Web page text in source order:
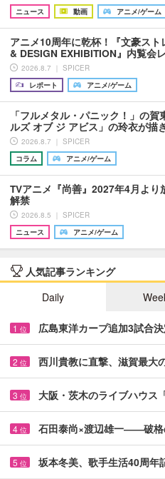
ニュース
動画 アニメ/ゲーム
アニメ10周年に乾杯！『文豪ス
& DESIGN EXHIBITION』内覧会
2026.8.7 ｜ SPICER
レポート
アニメ/ゲーム
「フルメタル・パニック！」の賀
ルズ オブ ジ アビス」の玲衣が描
2026.8.7 ｜ SPICER
コラム
アニメ/ゲーム
TVアニメ『尚善』2027年4月より
解禁
2026.8.5 ｜ SPICER
ニュース
アニメ/ゲーム
人気記事ランキング
Daily
1 位 広島東洋カープ追加3試合
2 位 西川貴教に直撃、滋賀最大
3 位 大阪・茨木のライブハウ
4 位 石田泰尚×渡辺雄一――破
5 位 坂本冬美、歌手生活40周